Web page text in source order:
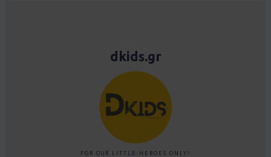
dkids.gr
FOR OUR LITTLE HEROES ONLY!